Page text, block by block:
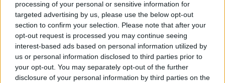
processing of your personal or sensitive information for
targeted advertising by us, please use the below opt-out
section to confirm your selection. Please note that after your
opt-out request is processed you may continue seeing
interest-based ads based on personal information utilized by
us or personal information disclosed to third parties prior to
your opt-out. You may separately opt-out of the further
disclosure of your personal information by third parties on the
Triple κάμερα
12MP f/1.5-2.4 με φακό 77°, Dual Aperture, Dual
Pixel O.I.S.
16MP f/2.2 με φακό 123° (fixed-focus)
12MP f/2.4 με φακό 45°, ΑF, O.I.S.